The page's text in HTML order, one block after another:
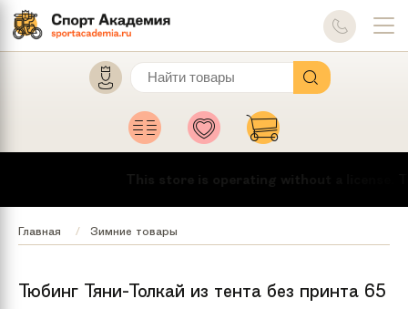
This store is operating without a license.
Главная Зимние товары
Тюбинг Тяни-Толкай из тента без принта 65